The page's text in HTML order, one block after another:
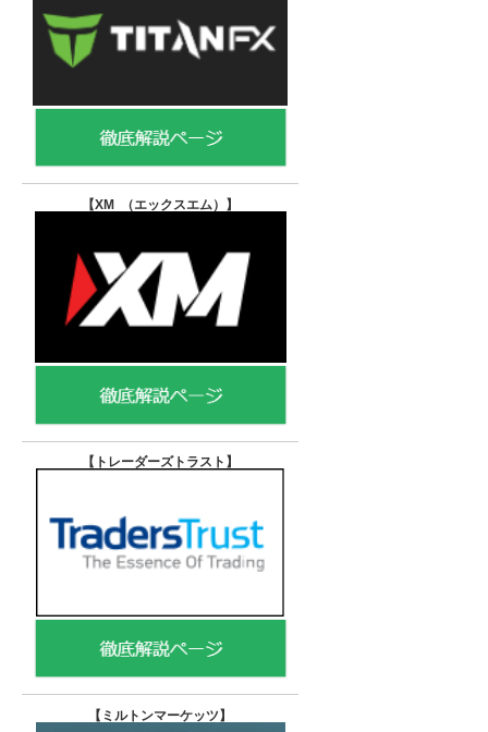
【XM （エックスエム） 】
【トレーダーズトラスト 】
【 ミルトンマーケッツ】